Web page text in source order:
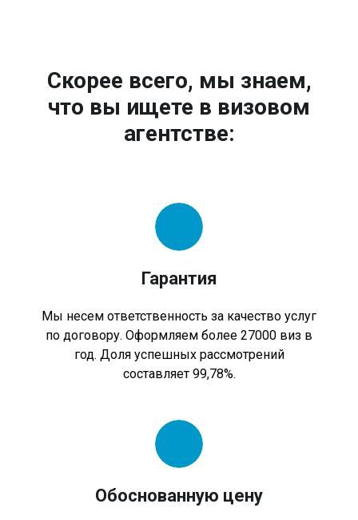
Скорее всего, мы знаем,
что вы ищете в визовом
агентстве:
Гарантия
Мы несем ответственность за качество услуг
по договору. Оформляем более 27000 виз в
год. Доля успешных рассмотрений
составляет 99,78%.
Обоснованную цену